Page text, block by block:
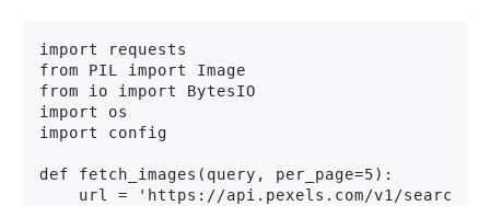
import requests
from PIL import Image
from io import BytesIO
import os
import config
def fetch_images(query, per_page=5):
    url = 'https://api.pexels.com/v1/search'